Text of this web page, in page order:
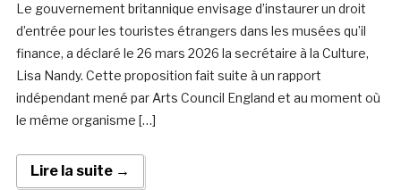
Le gouvernement britannique envisage d’instaurer un droit
d’entrée pour les touristes étrangers dans les musées qu’il
finance, a déclaré le 26 mars 2026 la secrétaire à la Culture,
Lisa Nandy. Cette proposition fait suite à un rapport
indépendant mené par Arts Council England et au moment où
le même organisme […]
Lire la suite →